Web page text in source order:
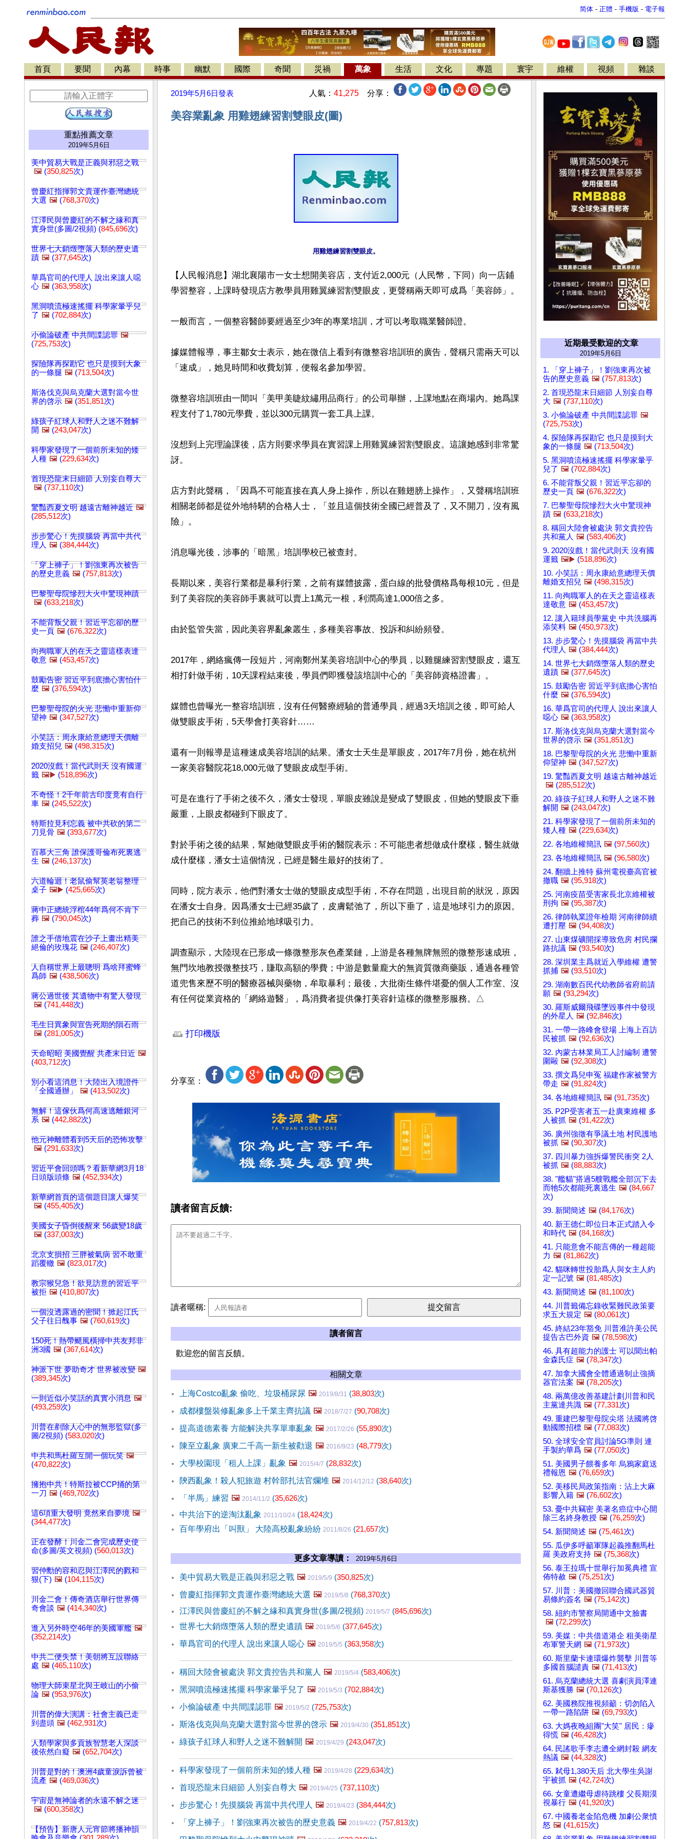
简体 - 正體 - 手機版 - 電子報
首頁 要聞 內幕 時事 幽默 國際 奇聞 災禍 萬象 生活 文化 專題 寰宇 維權 視頻 雜談
重點推薦文章
2019年5月6日
美中貿易大戰是正義與邪惡之戰
🖼️ (350,825次)
曾慶紅指揮郭文貴運作臺灣總統
大選 🖼️ (768,370次)
江澤民與曾慶紅的不解之緣和真
實身世(多圖/2視頻) (845,696次)
世界七大銷燬墮落人類的歷史遺
蹟 🖼️ (377,645次)
華爲官司的代理人 說出來讓人噁
心 🖼️ (363,958次)
黑洞噴流極速搖擺 科學家暈乎兒
了 🖼️ (702,884次)
小偷論破產 中共間諜認罪 🖼️
(725,753次)
探險隊再探勘它 也只是摸到大象
的一條腿 🖼️ (713,504次)
斯洛伐克與烏克蘭大選對當今世
界的啓示 🖼️ (351,851次)
綠孩子紅球人和野人之迷不難解
開 🖼️ (243,047次)
科學家發現了一個前所未知的矮
人種 🖼️ (229,634次)
首現恐龍末日細節 人別妄自尊大
🖼️ (737,110次)
驚豔西夏文明 越遠古離神越近 🖼️
(285,512次)
步步驚心！先摸腦袋 再當中共代
理人 🖼️ (384,444次)
「穿上褲子」！劉強東再次被告
的歷史意義 🖼️ (757,813次)
巴黎聖母院慘烈大火中驚現神蹟
🖼️ (633,218次)
不能背叛父親！習近平忘卻的歷
史一頁 🖼️ (676,322次)
向殉職軍人的在天之靈這樣表達
敬意 🖼️ (453,457次)
鼓勵告密 習近平到底擔心害怕什
麼 🖼️ (376,594次)
巴黎聖母院的火光 悲慟中重新仰
望神 🖼️ (347,527次)
小笑話：周永康給意總理天價離
婚支招兒 🖼️ (498,315次)
2020沒戲！當代武則天 沒有國運
籤 🖼️▶️ (518,896次)
不奇怪！2千年前古印度竟有自行
車 🖼️ (245,522次)
特斯拉見利忘義 被中共砍的第二
刀見骨 🖼️ (393,677次)
百慕大三角 誰保護哥倫布死裏逃
生 🖼️ (246,137次)
六道輪迴！老鼠偷幫英老翁整理
桌子 🖼️▶️ (425,665次)
蔣中正總統浮棺44年爲何不肯下
葬 🖼️ (790,045次)
誰之手借地震在沙子上畫出精美
絕倫的玫瑰花 🖼️ (246,407次)
人自稱世界上最聰明 爲啥拜蜜蜂
爲師 🖼️ (438,506次)
蔣公過世後 其遺物中有驚人發現
🖼️ (741,448次)
毛生日異象與宣告死期的隕石雨
🖼️ (281,005次)
天命昭昭 美國覺醒 共產末日近 🖼️
(403,712次)
別小看這消息！大陸出入境證件
「全國通辦」
🖼️ (413,502次)
無解！這傢伙爲何高速逃離銀河
系 🖼️ (442,882次)
他元神離體看到5天后的恐怖攻擊
🖼️ (291,633次)
習近平會回頭嗎？看新華網3月18
日頭版頭條 🖼️ (452,934次)
新華網首頁的這個題目讓人爆笑
🖼️ (455,405次)
美國女子昏倒後醒來 56歲變18歲
🖼️ (337,003次)
北京支損招 三胖被氣病 習不敢重
蹈覆轍 🖼️ (823,017次)
教宗猴兒急！欲見訪意的習近平
被拒 🖼️ (410,807次)
一個沒透露過的密聞！掀起江氏
父子往日醜事 🖼️ (760,619次)
150死！熱帶颶風橫掃中共友邦非
洲3國 🖼️ (367,614次)
神派下世 夢助奇才 世界被改變 🖼️
(389,345次)
一則近似小笑話的真實小消息 🖼️
(493,259次)
川普在剷除人心中的無形監獄(多
圖/2視頻) (583,020次)
中共和馬杜羅互開一個玩笑 🖼️
(470,822次)
擁抱中共！特斯拉被CCP捅的第
一刀 🖼️ (469,702次)
這6項重大發明 竟然來自夢境 🖼️
(344,477次)
正在發酵！川金二會完成歷史使
命(多圖/英文視頻) (560,013次)
習仲勳的容和忍與江澤民的戮和
狠(下) 🖼️ (104,115次)
川金二會！傳奇酒店舉行世界傳
奇會談 🖼️ (414,340次)
進入另外時空46年的美國軍艦 🖼️
(352,214次)
中共二便失禁！美朝將互設聯絡
處 🖼️ (465,110次)
物理大師束星北與王岐山的小偷
論 🖼️ (953,976次)
川普的偉大演講：社會主義已走
到盡頭 🖼️ (462,931次)
人類學家與多貢族智慧老人深談
後依然白癡 🖼️ (652,704次)
川普是對的！澳洲4歲童淚訴曾被
流產 🖼️ (469,036次)
宇宙是無神論者的永遠不解之迷
🖼️ (600,358次)
【預告】新唐人元宵節將播神韻
2019年5月6日發表 人氣： 41,275 分享：
美容業亂象 用雞翅練習割雙眼皮(圖)
【人民報消息】湖北襄陽市一女士想開美容店，支付近2,000元（人民幣，下同）向一店鋪
學習整容，上課時發現店方教學員用雞翼練習割雙眼皮，更聲稱兩天即可成爲「美容師」。
一般而言，一個整容醫師要經過至少3年的專業培訓，才可以考取職業醫師證。
據媒體報導，事主鄒女士表示，她在微信上看到有微整容培訓班的廣告，聲稱只需兩天可以
「速成」，她見時間和收費划算，便報名參加學習。
微整容培訓班由一間叫「美甲美睫紋繡用品商行」的公司舉辦，上課地點在商場內。她爲課
程支付了1,780元學費，並以300元購買一套工具上課。
沒想到上完理論課後，店方則要求學員在實習課上用雞翼練習割雙眼皮。這讓她感到非常驚
訝。
店方對此聲稱，「因爲不可能直接在真人身上操作，所以在雞翅膀上操作」，又聲稱培訓班
相關老師都是從外地特騁的合格人士，「並且這個技術全國已經普及了，又不開刀，沒有風
險」。
消息曝光後，涉事的「暗黑」培訓學校已被查封。
長期以來，美容行業都是暴利行業，之前有媒體披露，蛋白線的批發價格爲每根10元，但是
到了美容院的美容師手裏就可以賣上1萬元一根，利潤高達1,000倍之多。
由於監管失當，因此美容界亂象叢生，多種美容事故、投訴和糾紛頻發。
2017年，網絡瘋傳一段短片，河南鄭州某美容培訓中心的學員，以雞腿練習割雙眼皮，還互
相打針做手術，10天課程結束後，學員們即獲發該培訓中心的「美容師資格證書」。
媒體也曾曝光一整容培訓班，沒有任何醫療經驗的普通學員，經過3天培訓之後，即可給人
做雙眼皮手術，5天學會打美容針……
還有一則報導是這種速成美容培訓的結果。潘女士天生是單眼皮，2017年7月份，她在杭州
一家美容醫院花18,000元做了雙眼皮成型手術。
可是在進行了手術之後不久，潘女士發現，單眼皮雖說是變成了雙眼皮，但她的雙眼皮下垂
嚴重，上眼皮都碰到下眼皮了。
對於手術之後的結果，幫她做雙眼皮手術的醫院表示：不可能患者想做成什麼樣，醫生就做
成什麼樣，潘女士這個情況，已經是醫生最好的技術了。
同時，院方表示，他們對潘女士做的雙眼皮成型手術，不存在問題，出現目前的狀況，原因
在潘女士自身。因爲潘女士已經35歲了，皮膚鬆弛了，所以下垂了，這是地球引力的原因。
把自己的技術不到位推給地球吸引力。
調查顯示，大陸現在已形成一條微整形灰色產業鏈，上游是各種無牌無照的微整形速成班，
無門坎地教授微整技巧，賺取高額的學費；中游是數量龐大的無資質微商藥販，通過各種管
道兜售來歷不明的醫療器械與藥物，牟取暴利；最後，大批衛生條件堪憂的個人工作室、沒
有任何從業資格的「網絡遊醫」，爲消費者提供像打美容針這樣的微整形服務。△
打印機版
分享至：
讀者留言反饋:
讀者暱稱:
讀者留言
歡迎您的留言反饋。
相關文章
上海Costco亂象 偷吃、垃圾桶尿尿 🖼️ 2019/8/31 (38,803次)
成都樓盤裝修亂象多上千業主齊抗議 🖼️ 2018/7/27 (90,708次)
提高道德素養 方能解決共享單車亂象 🖼️ 2017/2/26 (55,890次)
陳至立亂象 廣東二千高一新生被勸退 🖼️ 2016/9/23 (48,779次)
大學校園現「租人上課」亂象 🖼️ 2015/4/7 (28,832次)
陝西亂象！殺人犯旅遊 村幹部扎法官爛堆 🖼️ 2014/12/12 (38,640次)
「半馬」練習 🖼️ 2014/11/2 (35,626次)
中共治下的逆淘汰亂象 2011/10/24 (18,424次)
百年學府出「叫獸」 大陸高校亂象紛紛 2011/8/26 (21,657次)
更多文章導讀： 2019年5月6日
美中貿易大戰是正義與邪惡之戰 🖼️ 2019/5/9 (350,825次)
曾慶紅指揮郭文貴運作臺灣總統大選 🖼️ 2019/5/8 (768,370次)
江澤民與曾慶紅的不解之緣和真實身世(多圖/2視頻) 2019/5/7 (845,696次)
世界七大銷燬墮落人類的歷史遺蹟 🖼️ 2019/5/6 (377,645次)
華爲官司的代理人 說出來讓人噁心 🖼️ 2019/5/5 (363,958次)
稱回大陸會被處決 郭文貴控告共和黨人 🖼️ 2019/5/4 (583,406次)
黑洞噴流極速搖擺 科學家暈乎兒了 🖼️ 2019/5/3 (702,884次)
小偷論破產 中共間諜認罪 🖼️ 2019/5/2 (725,753次)
斯洛伐克與烏克蘭大選對當今世界的啓示 🖼️ 2019/4/30 (351,851次)
綠孩子紅球人和野人之迷不難解開 🖼️ 2019/4/29 (243,047次)
科學家發現了一個前所未知的矮人種 🖼️ 2019/4/28 (229,634次)
首現恐龍末日細節 人別妄自尊大 🖼️ 2019/4/25 (737,110次)
步步驚心！先摸腦袋 再當中共代理人 🖼️ 2019/4/23 (384,444次)
「穿上褲子」！劉強東再次被告的歷史意義 🖼️ 2019/4/22 (757,813次)
近期最受歡迎的文章
2019年5月6日
1. 「穿上褲子」！劉強東再次被
告的歷史意義 🖼️ (757,813次)
2. 首現恐龍末日細節 人別妄自尊
大 🖼️ (737,110次)
3. 小偷論破產 中共間諜認罪 🖼️
(725,753次)
4. 探險隊再探勘它 也只是摸到大
象的一條腿 🖼️ (713,504次)
5. 黑洞噴流極速搖擺 科學家暈乎
兒了 🖼️ (702,884次)
6. 不能背叛父親！習近平忘卻的
歷史一頁 🖼️ (676,322次)
7. 巴黎聖母院慘烈大火中驚現神
蹟 🖼️ (633,218次)
8. 稱回大陸會被處決 郭文貴控告
共和黨人 🖼️ (583,406次)
9. 2020沒戲！當代武則天 沒有國
運籤 🖼️▶️ (518,896次)
10. 小笑話：周永康給意總理天價
離婚支招兒 🖼️ (498,315次)
11. 向殉職軍人的在天之靈這樣表
達敬意 🖼️ (453,457次)
12. 讓入籍球員學黨史 中共洗腦再
添笑料 🖼️ (450,973次)
13. 步步驚心！先摸腦袋 再當中共
代理人 🖼️ (384,444次)
14. 世界七大銷燬墮落人類的歷史
遺蹟 🖼️ (377,645次)
15. 鼓勵告密 習近平到底擔心害怕
什麼 🖼️ (376,594次)
16. 華爲官司的代理人 說出來讓人
噁心 🖼️ (363,958次)
17. 斯洛伐克與烏克蘭大選對當今
世界的啓示 🖼️ (351,851次)
18. 巴黎聖母院的火光 悲慟中重新
仰望神 🖼️ (347,527次)
19. 驚豔西夏文明 越遠古離神越近
🖼️ (285,512次)
20. 綠孩子紅球人和野人之迷不難
解開 🖼️ (243,047次)
21. 科學家發現了一個前所未知的
矮人種 🖼️ (229,634次)
22. 各地維權簡訊 🖼️ (97,560次)
23. 各地維權簡訊 🖼️ (96,580次)
24. 翻牆上推特 蘇州電視臺高官被
撤職 🖼️ (95,918次)
25. 河南疫苗受害家長北京維權被
刑拘 🖼️ (95,387次)
26. 律師執業證年檢期 河南律師續
遭打壓 🖼️ (94,408次)
27. 山東煤礦開採導致危房 村民攔
路抗議 🖼️ (93,540次)
28. 深圳業主爲就近入學維權 遭警
抓捕 🖼️ (93,510次)
29. 湖南數百民代幼教師省府前請
願 🖼️ (93,294次)
30. 羅斯威爾飛碟墜毀事件中發現
的外星人 🖼️ (92,846次)
31. 一帶一路峰會登場 上海上百訪
民被抓 🖼️ (92,636次)
32. 內蒙古林業局工人討編制 遭警
圍毆 🖼️ (92,308次)
33. 撰文爲兒申冤 福建作家被警方
帶走 🖼️ (91,824次)
34. 各地維權簡訊 🖼️ (91,735次)
35. P2P受害者五一赴廣東維權 多
人被抓 🖼️ (91,422次)
36. 廣州強徵有爭議土地 村民護地
被抓 🖼️ (90,307次)
37. 四川暴力強拆爆警民衝突 2人
被抓 🖼️ (88,883次)
38. "艦貓"搭過5艘戰艦全部沉下去
而牠5次都能死裏逃生 🖼️ (84,667
次)
39. 新聞簡述 🖼️ (84,176次)
40. 新王德仁即位日本正式踏入令
和時代 🖼️ (84,168次)
41. 只能意會不能言傳的一種超能
力 🖼️ (81,862次)
42. 貓咪轉世投胎爲人與女主人約
定一記號 🖼️ (81,485次)
43. 新聞簡述 🖼️ (81,100次)
44. 川普籤備忘錄收緊難民政策要
求五大規定 🖼️ (80,061次)
45. 終結23年豁免 川普准許美公民
提告古巴外資 🖼️ (78,598次)
46. 具有超能力的護士 可以聞出帕
金森氏症 🖼️ (78,347次)
47. 加拿大國會全體通過制止強摘
器官法案 🖼️ (78,205次)
48. 兩萬億改善基建計劃川普和民
主黨達共識 🖼️ (77,331次)
49. 重建巴黎聖母院尖塔 法國將啓
動國際招標 🖼️ (77,083次)
50. 全球安全官員討論5G準則 連
手製約華爲 🖼️ (77,050次)
51. 美國男子餵養多年 烏鴉家庭送
禮報恩 🖼️ (76,659次)
52. 美移民局政策指南：沾上大麻
影響入籍 🖼️ (76,602次)
53. 憂中共竊密 美著名癌症中心開
除三名終身教授 🖼️ (76,259次)
54. 新聞簡述 🖼️ (75,461次)
55. 瓜伊多呼籲軍隊起義推翻馬杜
羅 美政府支持 🖼️ (75,368次)
56. 泰王拉瑪十世舉行加冕典禮 宣
佈特赦 🖼️ (75,251次)
57. 川普：美國撤回聯合國武器貿
易條約簽名 🖼️ (75,142次)
58. 紐約市警察局開通中文臉書
🖼️ (72,299次)
59. 美媒：中共借道港企 租美衛星
布軍警天網 🖼️ (71,973次)
60. 斯里蘭卡連環爆炸襲擊 川普等
多國首腦譴責 🖼️ (71,413次)
61. 烏克蘭總統大選 喜劇演員澤連
斯基獲勝 🖼️ (70,126次)
62. 美國務院推視頻籲：切勿陷入
一帶一路陷阱 🖼️ (69,793次)
63. 大媽夜晚組團"大笑" 居民：瘮
得慌 🖼️ (46,428次)
64. 民謠歌手李志遭全網封殺 網友
熱議 🖼️ (44,328次)
65. 弒母1,380天后 北大學生吳謝
宇被抓 🖼️ (42,724次)
66. 女童遭繼母虐待跳樓 父長期漠
視暴行 🖼️ (41,920次)
67. 中國養老金陷危機 加劇公衆憤
怒 🖼️ (41,615次)